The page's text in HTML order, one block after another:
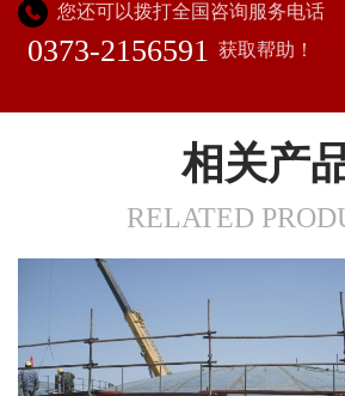
您还可以拨打全国咨询服务电话
0373-2156591 获取帮助！
相关产
RELATED